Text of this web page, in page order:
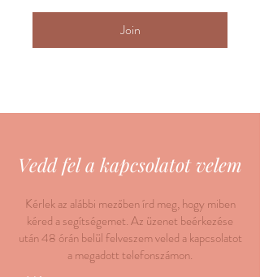
Join
Vedd fel a kapcsolatot velem
Kérlek az alábbi mezőben írd meg, hogy miben
kéred a segítségemet. Az üzenet beérkezése
után 48 órán belül felveszem veled a kapcsolatot
a megadott telefonszámon.